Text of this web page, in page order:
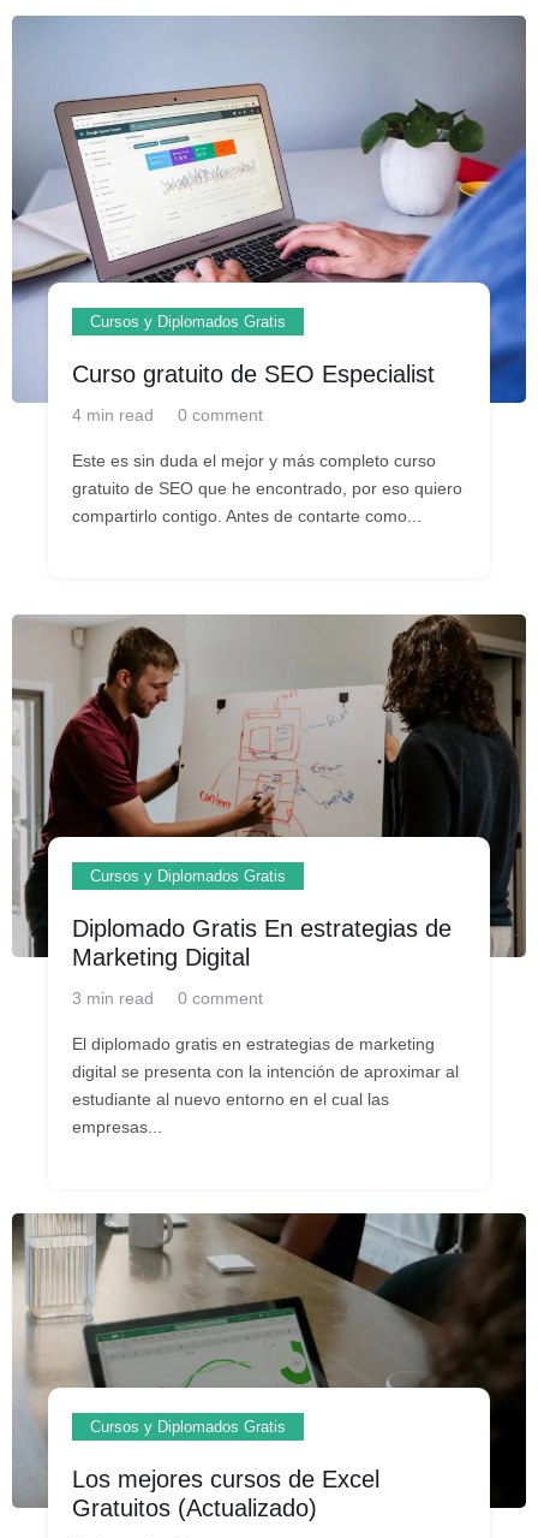
Cursos y Diplomados Gratis
Curso gratuito de SEO Especialist
4 min read 0 comment
Este es sin duda el mejor y más completo curso
gratuito de SEO que he encontrado, por eso quiero
compartirlo contigo. Antes de contarte como...
Cursos y Diplomados Gratis
Diplomado Gratis En estrategias de
Marketing Digital
3 min read 0 comment
El diplomado gratis en estrategias de marketing
digital se presenta con la intención de aproximar al
estudiante al nuevo entorno en el cual las
empresas...
Cursos y Diplomados Gratis
Los mejores cursos de Excel
Gratuitos (Actualizado)